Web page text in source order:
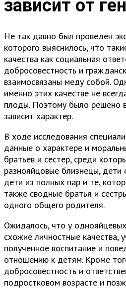
зависит от
Не так давно был проведен
которого выяснилось, что
качества как социальная
добросовестность и
взаимосвязаны меду собой.
именно этих качестве не
плоды. Поэтому было решено
зависит характер.
В ходе исследования
данные о характере и
братьев и сестер, среди
разнояйцовые близнецы,
дети из полных пар и те,
также сводные братья и
одного общего родителя.
Ожидалось, что у
схожие личностные качества,
полученное воспитание и
отношению к детям. Кроме
добросовестность и
подростковом возрасте и